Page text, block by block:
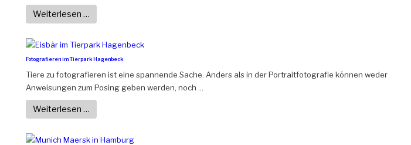
Weiterlesen …
Fotografieren im Tierpark Hagenbeck
Tiere zu fotografieren ist eine spannende Sache. Anders als in der Portraitfotografie können weder
Anweisungen zum Posing geben werden, noch ...
Weiterlesen …